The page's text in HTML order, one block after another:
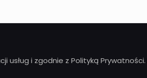
usług i zgodnie z Polityką